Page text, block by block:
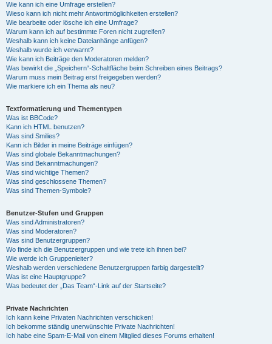
Wie kann ich eine Umfrage erstellen?
Wieso kann ich nicht mehr Antwortmöglichkeiten erstellen?
Wie bearbeite oder lösche ich eine Umfrage?
Warum kann ich auf bestimmte Foren nicht zugreifen?
Weshalb kann ich keine Dateianhänge anfügen?
Weshalb wurde ich verwarnt?
Wie kann ich Beiträge den Moderatoren melden?
Was bewirkt die „Speichern“-Schaltfläche beim Schreiben eines Beitrags?
Warum muss mein Beitrag erst freigegeben werden?
Wie markiere ich ein Thema als neu?
Textformatierung und Thementypen
Was ist BBCode?
Kann ich HTML benutzen?
Was sind Smilies?
Kann ich Bilder in meine Beiträge einfügen?
Was sind globale Bekanntmachungen?
Was sind Bekanntmachungen?
Was sind wichtige Themen?
Was sind geschlossene Themen?
Was sind Themen-Symbole?
Benutzer-Stufen und Gruppen
Was sind Administratoren?
Was sind Moderatoren?
Was sind Benutzergruppen?
Wo finde ich die Benutzergruppen und wie trete ich ihnen bei?
Wie werde ich Gruppenleiter?
Weshalb werden verschiedene Benutzergruppen farbig dargestellt?
Was ist eine Hauptgruppe?
Was bedeutet der „Das Team“-Link auf der Startseite?
Private Nachrichten
Ich kann keine Privaten Nachrichten verschicken!
Ich bekomme ständig unerwünschte Private Nachrichten!
Ich habe eine Spam-E-Mail von einem Mitglied dieses Forums erhalten!